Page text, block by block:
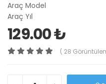
Araç Model
Araç Yıl
129.00 ₺
( 28